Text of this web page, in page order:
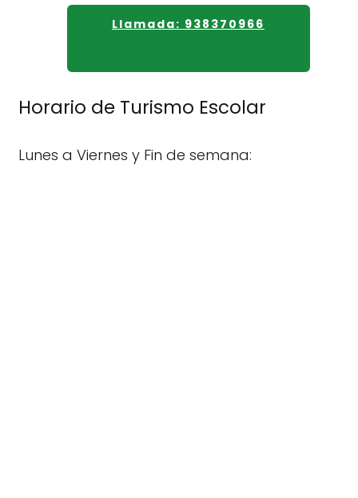
Llamada: 938370966
Horario de Turismo Escolar
Lunes a Viernes y Fin de semana: